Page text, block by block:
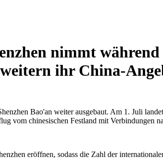
nimmt
ihr China-
Bao'an weiter ausgebaut. Am 1. Juli
vom chinesischen Festland mit Verbindungen
eröffnen, sodass die Zahl der